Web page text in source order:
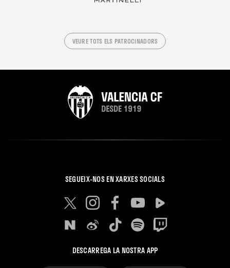
VEURE TOTS ELS PATROCINADORS
SEGUEIX-NOS EN XARXES SOCIALS
DESCARREGA LA NOSTRA APP